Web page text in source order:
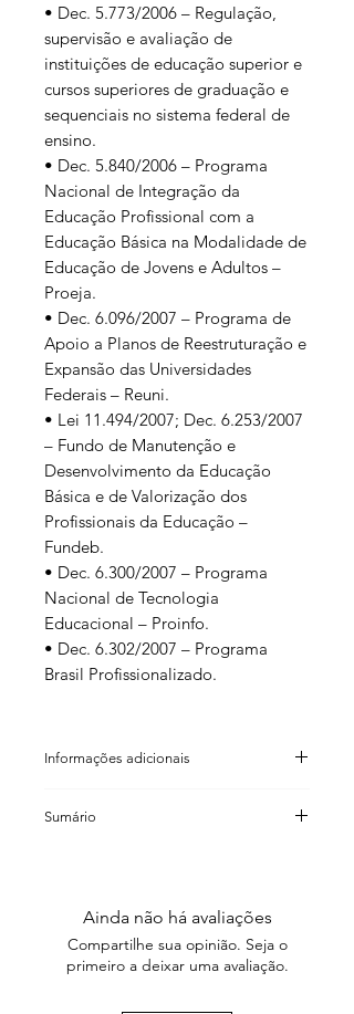
• Dec. 5.773/2006 – Regulação,
supervisão e avaliação de
instituições de educação superior e
cursos superiores de graduação e
sequenciais no sistema federal de
ensino.
• Dec. 5.840/2006 – Programa
Nacional de Integração da
Educação Profissional com a
Educação Básica na Modalidade de
Educação de Jovens e Adultos –
Proeja.
• Dec. 6.096/2007 – Programa de
Apoio a Planos de Reestruturação e
Expansão das Universidades
Federais – Reuni.
• Lei 11.494/2007; Dec. 6.253/2007
– Fundo de Manutenção e
Desenvolvimento da Educação
Básica e de Valorização dos
Profissionais da Educação –
Fundeb.
• Dec. 6.300/2007 – Programa
Nacional de Tecnologia
Educacional – Proinfo.
• Dec. 6.302/2007 – Programa
Brasil Profissionalizado.
Informações adicionais
2ª edição
Número de páginas: 352
Peso: 400g
Ano: 2010
Sumário
Constituição da República Federativa
do Brasil
Lei 9.394, de 20 de dezembro de 1996
Ainda não há avaliações
Compartilhe sua opinião. Seja o
primeiro a deixar uma avaliação.